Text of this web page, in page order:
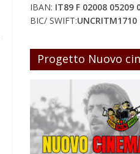
IBAN: IT89 F 02008 05209
BIC/ SWIFT:UNCRITM1710
Progetto Nuovo